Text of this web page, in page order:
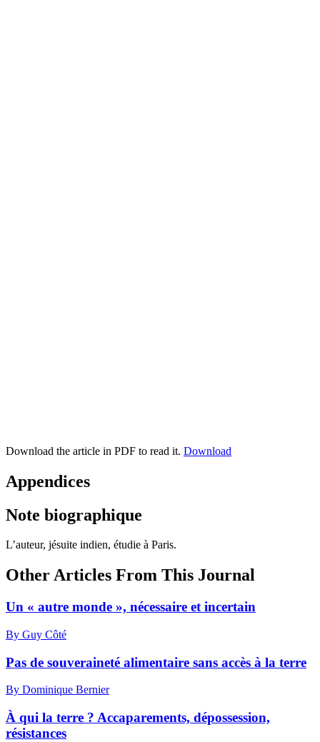
Download the article in PDF to read it. Download
Appendices
Note biographique
L’auteur, jésuite indien, étudie à Paris.
Other Articles From This Journal
Un « autre monde », nécessaire et incertain
By Guy Côté
Pas de souveraineté alimentaire sans accès à la terre
By Dominique Bernier
À qui la terre ? Accaparements, dépossession,
résistances